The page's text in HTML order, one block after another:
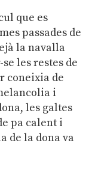
que es
passades de
la navalla
les restes de
coneixia de
i
les galtes
pa calent i
de la dona va